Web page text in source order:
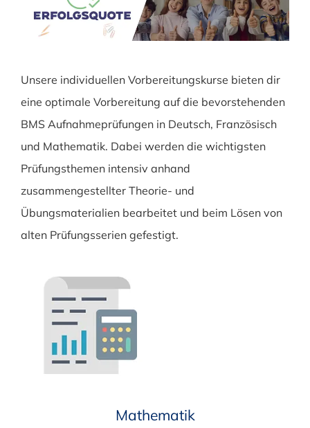
Unsere individuellen Vorbereitungskurse bieten dir
eine optimale Vorbereitung auf die bevorstehenden
BMS Aufnahmeprüfungen in Deutsch, Französisch
und Mathematik. Dabei werden die wichtigsten
Prüfungsthemen intensiv anhand
zusammengestellter Theorie- und
Übungsmaterialien bearbeitet und beim Lösen von
alten Prüfungsserien gefestigt.
Mathematik